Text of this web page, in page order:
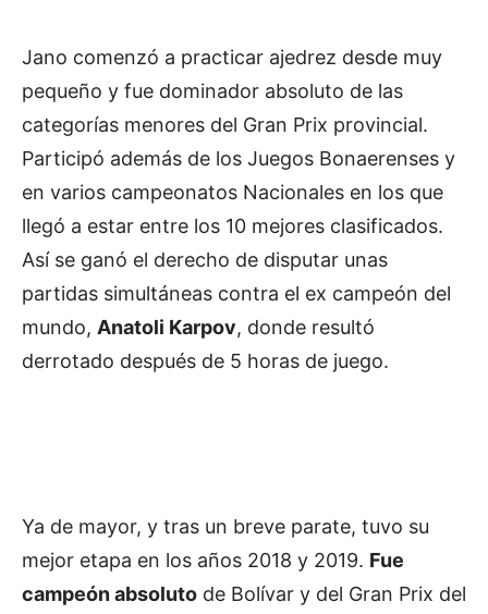
Jano comenzó a practicar ajedrez desde muy
pequeño y fue dominador absoluto de las
categorías menores del Gran Prix provincial.
Participó además de los Juegos Bonaerenses y
en varios campeonatos Nacionales en los que
llegó a estar entre los 10 mejores clasificados.
Así se ganó el derecho de disputar unas
partidas simultáneas contra el ex campeón del
mundo, Anatoli Karpov, donde resultó
derrotado después de 5 horas de juego.
Ya de mayor, y tras un breve parate, tuvo su
mejor etapa en los años 2018 y 2019. Fue
campeón absoluto de Bolívar y del Gran Prix del